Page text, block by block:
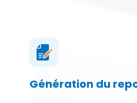
Génération du